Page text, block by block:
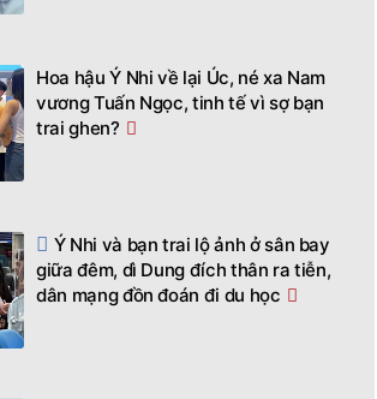
Hoa hậu Ý Nhi về lại Úc, né xa Nam
vương Tuấn Ngọc, tinh tế vì sợ bạn
trai ghen?
Ý Nhi và bạn trai lộ ảnh ở sân bay
giữa đêm, dì Dung đích thân ra tiễn,
dân mạng đồn đoán đi du học